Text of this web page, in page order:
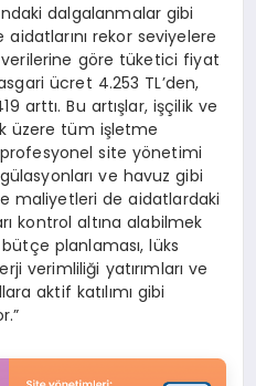
dalgalanmalar gibi
rekor seviyelere
verilerine göre tüketici fiyat
ücret 4.253 TL’den,
arttı. Bu artışlar, işçilik ve
üzere tüm işletme
profesyonel site yönetimi
ve havuz gibi
maliyetleri de aidatlardaki
kontrol altına alabilmek
planlaması, lüks
verimliliği yatırımları ve
aktif katılımı gibi